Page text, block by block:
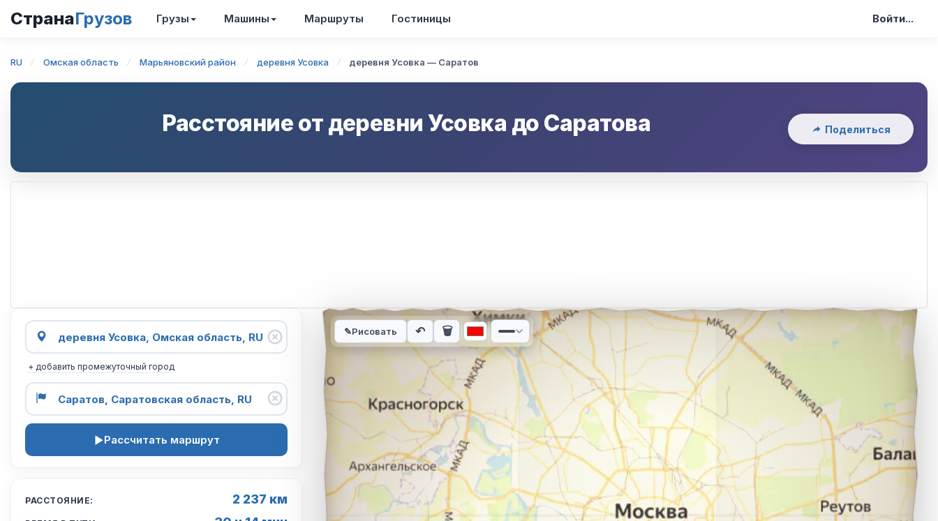
СтранаГрузов Грузы Машины Маршруты Гостиницы Войти...
RU Омская область Марьяновский район деревня Усовка деревня Усовка — Саратов
Расстояние от деревни Усовка до Саратова Поделиться
+ добавить промежуточный город
Рассчитать маршрут
РАССТОЯНИЕ: 2 237 км
Интерактивная карта автомобильного маршрута из города деревня Усовка в город Саратов.
✎Рисовать ↶ 🗑